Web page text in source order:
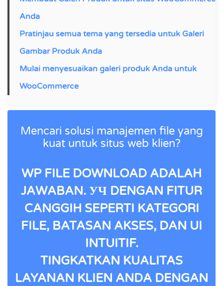
Anda
Pratinjau semua tema yang tersedia untuk Galeri
Gambar Produk Anda
Mulai menyesuaikan galeri produk Anda untuk
WooCommerce
Mencari solusi manajemen file yang
kuat untuk situs web klien?
WP FILE DOWNLOAD ADALAH
JAWABAN. УЧ DENGAN FITUR
CANGGIH SEPERTI KATEGORI
FILE, BATASAN AKSES, DAN UI
INTUITIF.
TINGKATKAN KUALITAS
LAYANAN KLIEN ANDA DENGAN